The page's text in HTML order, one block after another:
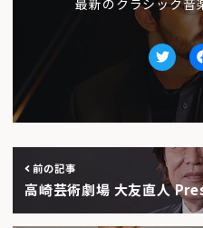
前の記事
高崎芸術劇場 大友直人